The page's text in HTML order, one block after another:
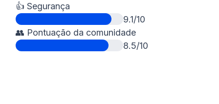
👍 Segurança
9.1/10
👥 Pontuação da comunidade
8.5/10